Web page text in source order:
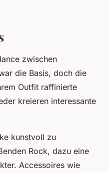
zwischen
die Basis, doch die
Outfit raffinierte
kreieren interessante
kunstvoll zu
Rock, dazu eine
Accessoires wie